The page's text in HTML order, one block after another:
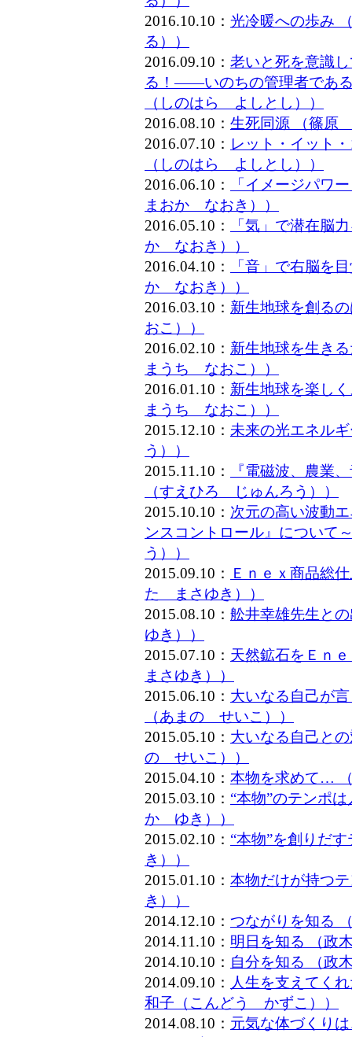
2016.10.10： 光冷暖への歩み
る））
2016.09.10： 老いと死を意識
る！――いのちの管理者であ
（しのはら よしとし））
2016.08.10： 生死同源 （篠原
2016.07.10： レット・イット
（しのはら よしとし））
2016.06.10：
「イメージパワ
まおか なおき））
2016.05.10：
「気」で潜在脳
か なおき））
2016.04.10：
「音」で右脳を
か なおき））
2016.03.10： 新生地球を創る
おこ））
2016.02.10： 新生地球を生き
まうち なおこ））
2016.01.10： 新生地球を楽し
まうち なおこ））
2015.12.10： 未来の光エネル
う））
2015.11.10：
『電磁波、農業
（すえひろ じゅんろう））
2015.10.10： 次元の高い波動
ンスコントロール』につい
う））
2015.09.10：
Ｅｎｅｘ商品総
た まさゆき））
2015.08.10： 舩井幸雄先生と
ゆき））
2015.07.10： 天然鉱石をＥｎ
まさゆき））
2015.06.10： 大いなる自己が
（あまの せいこ））
2015.05.10： 大いなる自己と
の せいこ））
2015.04.10： 本物を求めて…
2015.03.10： “本物”のテンポ
か ゆき））
2015.02.10： “本物”を創りだ
き））
2015.01.10： 本物だけが持つ
き））
2014.12.10： つながりを知る
2014.11.10： 明日を知る （
2014.10.10： 自分を知る （
2014.09.10： 人生を支えてく
和子（こんどう かずこ））
2014.08.10： 元気な体づくり